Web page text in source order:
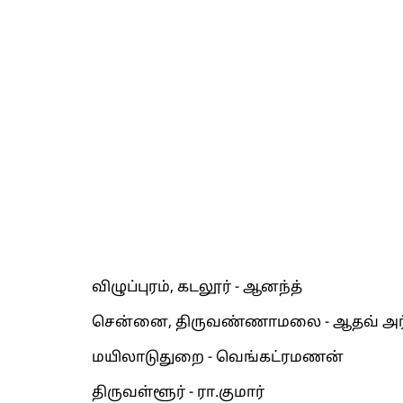
விழுப்புரம், கடலூர் - ஆனந்த்
சென்னை, திருவண்ணாமலை - ஆதவ்
மயிலாடுதுறை - வெங்கட்ரமணன்
திருவள்ளூர் - ரா.குமார்